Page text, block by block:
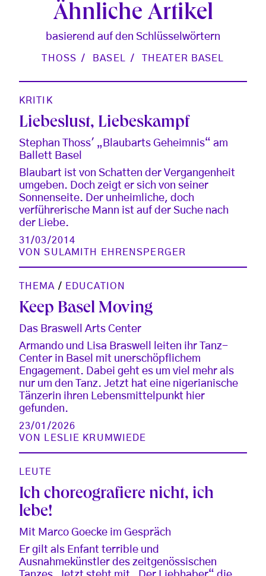
Ähnliche Artikel
basierend auf den Schlüsselwörtern
THOSS BASEL THEATER BASEL
KRITIK
Liebeslust, Liebeskampf
Stephan Thoss' „Blaubarts Geheimnis“ am
Ballett Basel
Blaubart ist von Schatten der Vergangenheit
umgeben. Doch zeigt er sich von seiner
Sonnenseite. Der unheimliche, doch
verführerische Mann ist auf der Suche nach
der Liebe.
31/03/2014
VONSULAMITH EHRENSPERGER
THEMA / EDUCATION
Keep Basel Moving
Das Braswell Arts Center
Armando und Lisa Braswell leiten ihr Tanz-
Center in Basel mit unerschöpflichem
Engagement. Dabei geht es um viel mehr als
nur um den Tanz. Jetzt hat eine nigerianische
Tänzerin ihren Lebensmittelpunkt hier
gefunden.
23/01/2026
VON
LESLIE KRUMWIEDE
LEUTE
Ich choreografiere nicht, ich
lebe!
Mit Marco Goecke im Gespräch
Er gilt als Enfant terrible und
Ausnahmekünstler des zeitgenössischen